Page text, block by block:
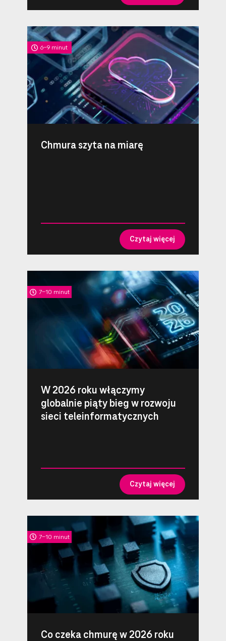
6-9 minut
Chmura szyta na miarę
Czytaj więcej
7-10 minut
W 2026 roku włączymy
globalnie piąty bieg w rozwoju
sieci teleinformatycznych
Czytaj więcej
7-10 minut
Co czeka chmurę w 2026 roku